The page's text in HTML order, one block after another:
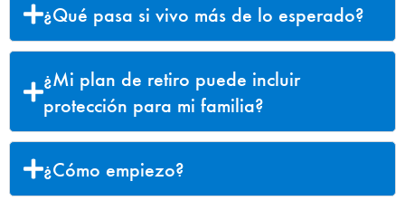
¿Qué pasa si vivo más de lo esperado?
¿Mi plan de retiro puede incluir
protección para mi familia?
¿Cómo empiezo?